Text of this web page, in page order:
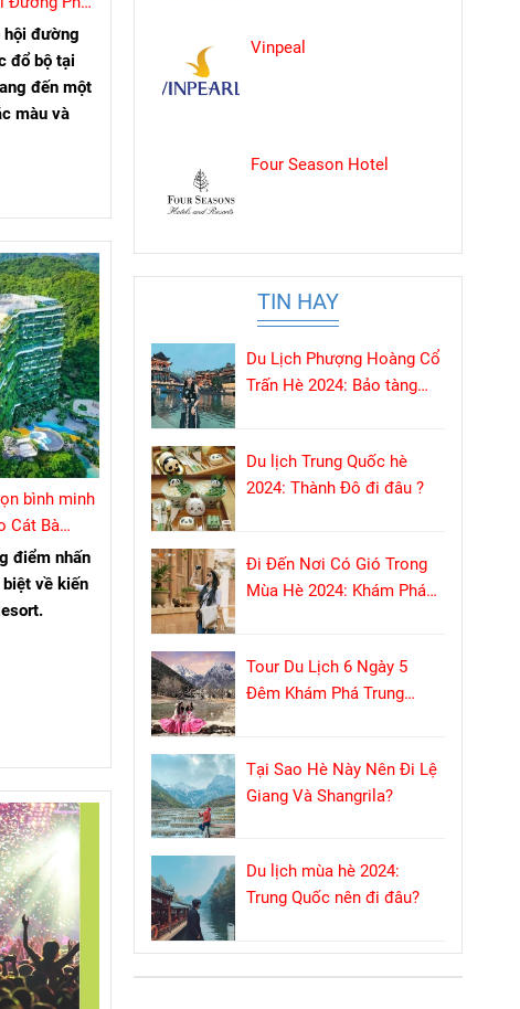
Đại Lải
hội đường
đổ bộ tại
đến một
màu và
bình minh
Cát Bà
điểm nhấn
về kiến
Vinpeal
Four Season Hotel
TIN HAY
Du Lịch Phượng Hoàng Cổ
Trấn Hè 2024: Bảo tàng
Du lịch Trung Quốc hè
2024: Thành Đô đi đâu ?
Đi Đến Nơi Có Gió Trong
Mùa Hè 2024: Khám Phá
Tour Du Lịch 6 Ngày 5
Đêm Khám Phá Trung
Tại Sao Hè Này Nên Đi Lệ
Giang Và Shangrila?
Du lịch mùa hè 2024:
Trung Quốc nên đi đâu?